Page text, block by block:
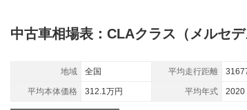
中古車相場表：CLAクラス（メルセデ
地域 全国 平均走行距離
平均本体価格 312.1万円 平均年式 2020